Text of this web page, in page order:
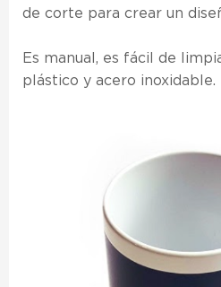
de corte para crear un
Es manual, es fácil de
plástico y acero inoxidable.